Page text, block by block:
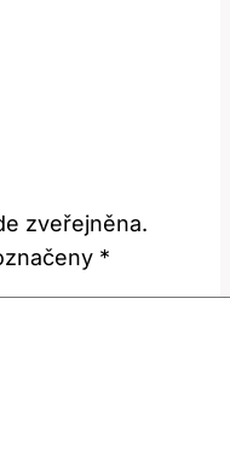
zveřejněna.
*